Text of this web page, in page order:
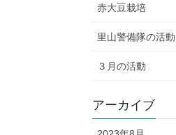
赤大豆栽培
里山警備隊の活動
３月の活動
アーカイブ